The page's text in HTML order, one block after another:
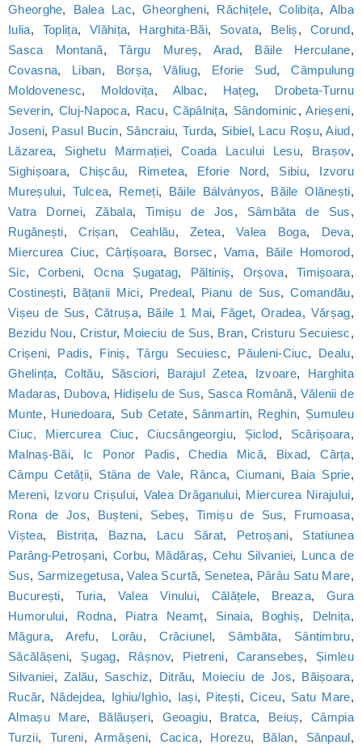
Gheorghe, Balea Lac,Gheorgheni, Răchițele,Colibița, Alba
Iulia, Toplița,Vlăhița, Harghita-Băi, Sovata, Beliș, Corund,
Sasca Montană,Târgu Mureș, Arad, Băile Herculane,
Covasna, Liban, Borșa,Văliug, Eforie Sud,Câmpulung
Moldovenesc, Moldovița, Albac, Hațeg, Drobeta-Turnu
Severin, Cluj-Napoca, Racu,Căpâlnița, Sândominic,Arieșeni,
Joseni, Pasul Bucin, Sâncraiu, Turda, Sibiel, Lacu Roșu,Aiud,
Lăzarea, Sighetu Marmației,Coada Lacului Lesu, Brașov,
Sighișoara,Chișcău, Rimetea, Eforie Nord, Sibiu, Izvoru
Mureșului, Tulcea, Remeți, Băile Bálványos, Băile Olănești,
Vatra Dornei,Zăbala, Timișu de Jos, Sâmbăta de Sus,
Rugănești,Crișan, Ceahlău,Zetea,Valea Boga, Deva,
Miercurea Ciuc,Cârțișoara, Borsec, Vama, Băile Homorod,
Sic,Corbeni, Ocna Șugatag, Păltiniș, Orșova, Timișoara,
Costinești, Bățanii Mici, Predeal, Pianu de Sus,Comandău,
Vișeu de Sus, Cătrușa, Băile 1 Mai, Făget, Oradea, Vărșag,
Bezidu Nou,Cristur, Moieciu de Sus, Bran, Cristuru Secuiesc,
Crișeni, Padis, Finiș,Târgu Secuiesc, Păuleni-Ciuc, Dealu,
Ghelința,Coltău, Săsciori, Barajul Zetea, Izvoare, Harghita
Madaras, Dubova, Hidișelu de Sus, Sasca Română, Vălenii de
Munte, Hunedoara, Sub Cetate, Sânmartin, Reghin, Șumuleu
Ciuc, Miercurea Ciuc, Ciucsângeorgiu, Șiclod, Scărișoara,
Malnaș-Băi, Ic Ponor Padis,Chedia Mică, Bixad,Cârța,
Câmpu Cetății, Stâna de Vale, Rânca,Ciumani, Baia Sprie,
Mereni, Izvoru Crișului, Valea Drăganului, Miercurea Nirajului,
Rona de Jos, Bușteni, Sebeș, Timișu de Sus, Frumoasa,
Viștea, Bistrița, Bazna, Lacu Sărat, Petroșani, Statiunea
Parâng-Petroșani, Corbu, Mădăraș, Cehu Silvaniei, Lunca de
Sus, Sarmizegetusa,Valea Scurtă, Senetea, Pârâu Satu Mare,
București, Turia, Valea Vinului, Călățele, Breaza, Gura
Humorului, Rodna, Piatra Neamț, Sinaia, Boghiș, Delnița,
Măgura,Arefu, Lorău,Crăciunel, Sâmbăta, Sântimbru,
Săcălășeni, Șugag, Râșnov, Pietreni, Caransebeș, Șimleu
Silvaniei,Zalău, Saschiz, Ditrău, Moieciu de Jos, Băișoara,
Rucăr, Nădejdea, Ighiu/Ighìo, Iași, Pitești,Ciceu, Satu Mare,
Almașu Mare, Bălăușeri, Geoagiu, Bratca, Beiuș,Câmpia
Turzii, Tureni,Armășeni, Cacica, Horezu, Bălan, Sânpaul,